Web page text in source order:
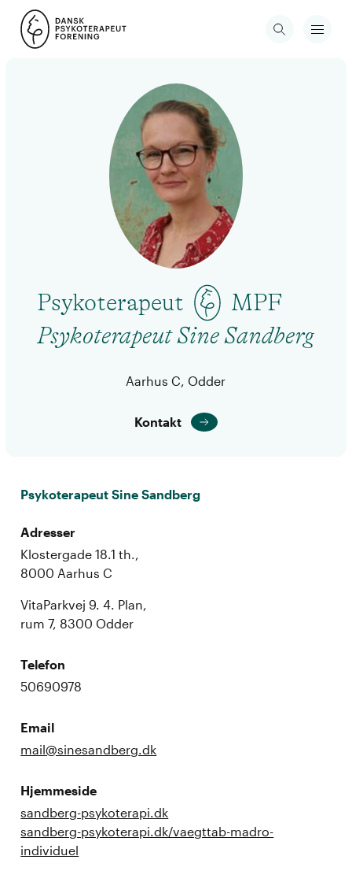
Psykoterapeut
MPF
Psykoterapeut Sine Sandberg
Aarhus C, Odder
Kontakt
Psykoterapeut Sine Sandberg
Adresser
Klostergade 18.1 th.,
8000 Aarhus C
VitaParkvej 9. 4. Plan,
rum 7, 8300 Odder
Telefon
50690978
Email
mail@sinesandberg.dk
Hjemmeside
sandberg-psykoterapi.dk
sandberg-psykoterapi.dk/vaegttab-madro-
individuel